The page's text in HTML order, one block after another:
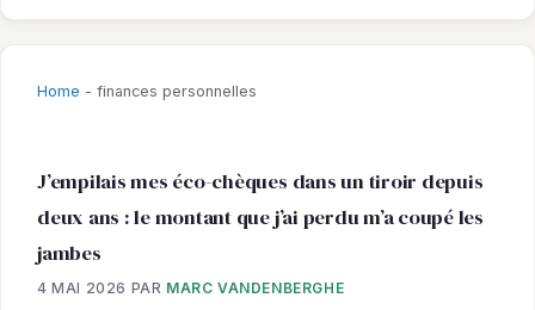
Home - finances personnelles
J’empilais mes éco-chèques dans un tiroir depuis
deux ans : le montant que j’ai perdu m’a coupé les
jambes
4 MAI 2026 PAR MARC VANDENBERGHE